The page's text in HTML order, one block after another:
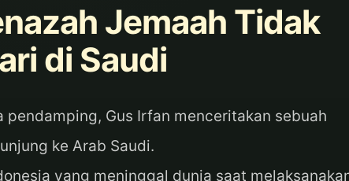
Jemaah Tidak
di Saudi
Gus Irfan menceritakan sebuah
ke Arab Saudi.
yang meninggal dunia saat